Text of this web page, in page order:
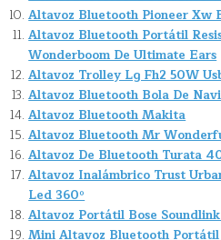
Altavoz Bluetooth Pioneer Xw
Altavoz Bluetooth Portátil
Wonderboom De Ultimate Ears
Altavoz Trolley Lg Fh2 50W
Altavoz Bluetooth Bola De
Altavoz Bluetooth Makita
Altavoz Bluetooth Mr
Altavoz De Bluetooth Turata
Altavoz Inalámbrico Trust
Led 360º
Altavoz Portátil Bose
Mini Altavoz Bluetooth